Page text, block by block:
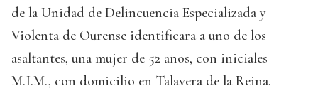
de la Unidad de Delincuencia Especializada y
Violenta de Ourense identificara a uno de los
asaltantes, una mujer de 52 años, con iniciales
M.I.M., con domicilio en Talavera de la Reina.